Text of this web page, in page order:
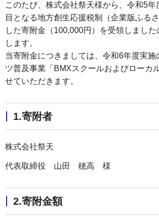
このたび、株式会社祭天様から、令和5年
目となる地方創生応援税制（企業版ふる
した寄附金（100,000円）を受領しまし
します。
当寄附金につきましては、令和6年度実施
ツ普及事業「BMXスクールおよびローカ
せていただきます。
1.寄附者
株式会社祭天
代表取締役 山田 穂高 様
2.寄附金額